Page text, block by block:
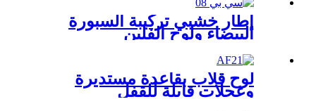
إطار خشبي تركيبة السبورة
البيضاء ولوح الفلين
لوح قلاب بقاعدة مستديرة
وعجلات قابلة للقفل